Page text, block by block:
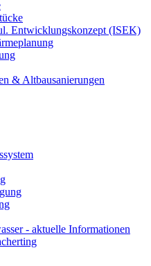
Entwicklungskonzept (ISEK)
& Altbausanierungen
- aktuelle Informationen